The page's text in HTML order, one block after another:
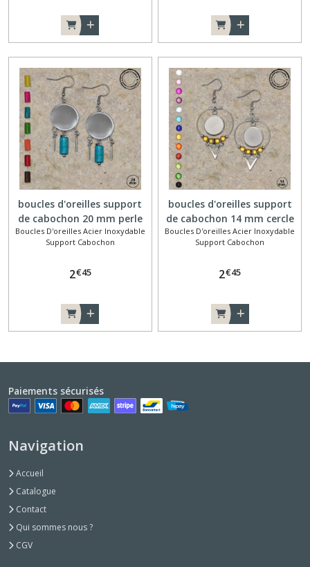
boucles d'oreilles support
de cabochon 20 mm perle
cylindrique en bois
Boucles D'oreilles Acier Inoxydable
Support Cabochon
2€45
boucles d'oreilles support
de cabochon 14 mm cercle
et triangle
Boucles D'oreilles Acier Inoxydable
Support Cabochon
2€45
Paiements sécurisés
Navigation
Accueil
Catalogue
Contact
Qui sommes nous ?
CGV